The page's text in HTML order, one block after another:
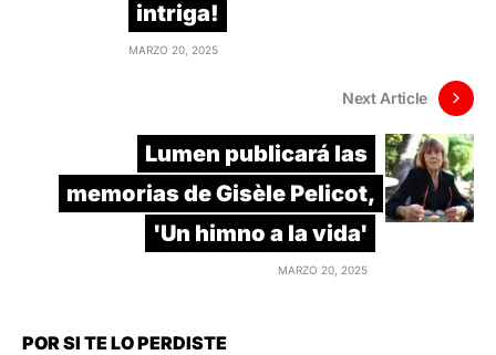
intriga!
MARZO 20, 2025
Next Article
Lumen publicará las
memorias de Gisèle Pelicot,
'Un himno a la vida'
MARZO 20, 2025
POR SI TE LO PERDISTE